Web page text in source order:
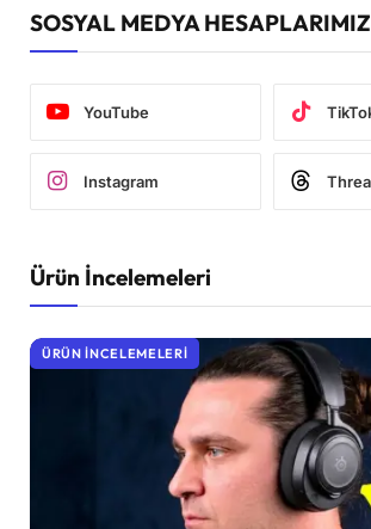
SOSYAL MEDYA HESAPLARIMIZ
YouTube
Instagram
Ürün İncelemeleri
ÜRÜN İNCELEMELERI